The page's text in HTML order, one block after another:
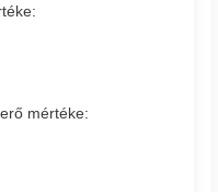
mértéke: